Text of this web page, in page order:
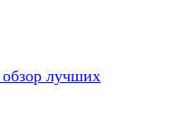
лучших